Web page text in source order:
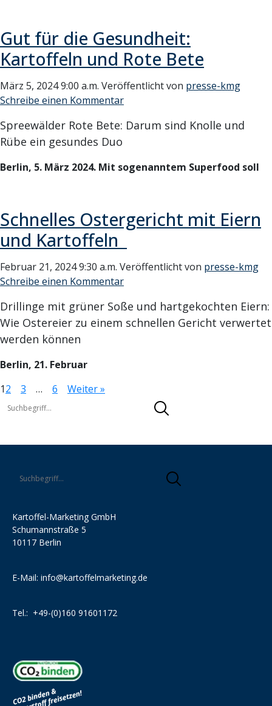
Gut für die Gesundheit:
Kartoffeln und Rote Bete
März 5, 2024 9:00 a.m. Veröffentlicht von presse-kmg
Schreibe einen Kommentar
Spreewälder Rote Bete: Darum sind Knolle und
Rübe ein gesundes Duo
Berlin, 5. März 2024. Mit sogenanntem Superfood soll
Schnelles Ostergericht mit Eiern
und Kartoffeln
Februar 21, 2024 9:30 a.m. Veröffentlicht von presse-kmg
Schreibe einen Kommentar
Drillinge mit grüner Soße und hartgekochten Eiern:
Wie Ostereier zu einem schnellen Gericht verwertet
werden können
Berlin, 21. Februar
12 3 … 6 Weiter »
Kartoffel-Marketing GmbH
Schumannstraße 5
10117 Berlin
E-Mail: info@kartoffelmarketing.de
Tel.: +49-(0)160 91601172